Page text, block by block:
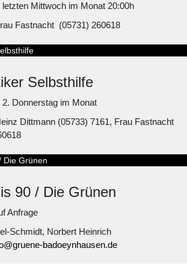
letzten Mittwoch im Monat 20:00h
Fastnacht (05731) 260618
Selbsthilfe
2. Donnerstag im Monat
Dittmann (05733) 7161, Frau Fastnacht
Die Grünen
90 / Die Grünen
Anfrage
Schmidt, Norbert Heinrich
badoeynhausen.de